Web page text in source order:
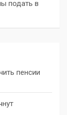
подать в
пенсии